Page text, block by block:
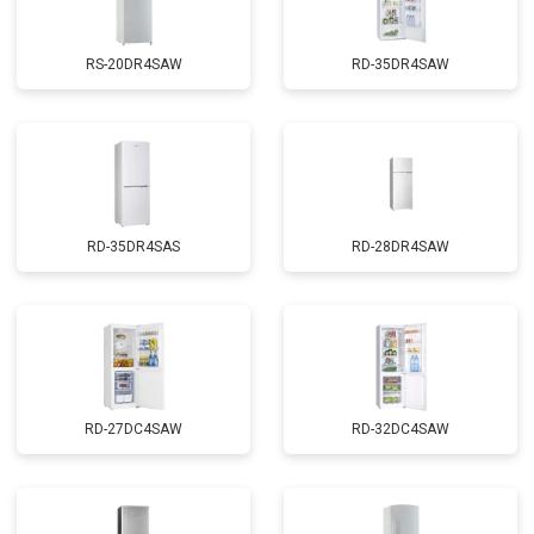
RS-20DR4SAW RD-35DR4SAW
RD-35DR4SAS RD-28DR4SAW
RD-27DC4SAW RD-32DC4SAW